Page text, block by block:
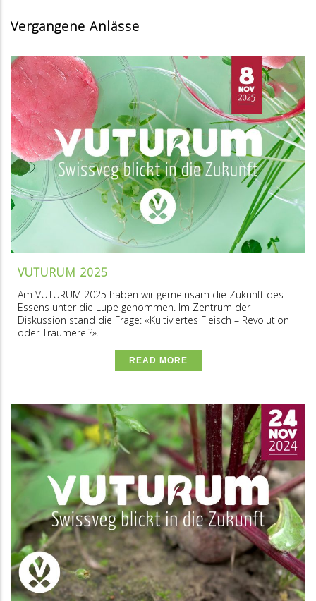
Vergangene Anlässe
VUTURUM 2025
Am VUTURUM 2025 haben wir gemeinsam die Zukunft des
Essens unter die Lupe genommen. Im Zentrum der
Diskussion stand die Frage: «Kultiviertes Fleisch – Revolution
oder Träumerei?».
READ MORE